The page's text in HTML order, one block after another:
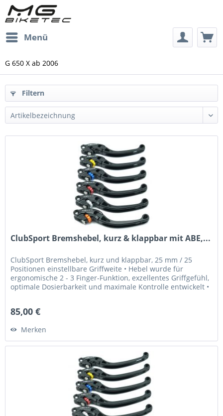
Menü
G 650 X ab 2006
Filtern
ClubSport Bremshebel, kurz & klappbar mit ABE,...
ClubSport Bremshebel, kurz und klappbar, 25 mm / 25
Positionen einstellbare Griffweite • Hebel wurde für
ergonomische 2 - 3 Finger-Funktion, exzellentes Griffgefühl,
optimale Dosierbarkeit und maximale Kontrolle entwickelt •
85,00 €
Merken